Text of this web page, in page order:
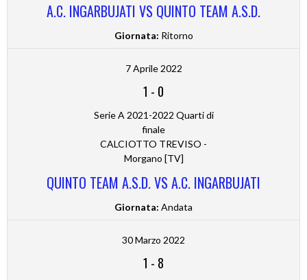
A.C. INGARBUJATI VS QUINTO TEAM A.S.D.
Giornata: Ritorno
7 Aprile 2022
1 - 0
Serie A 2021-2022 Quarti di
finale
CALCIOTTO TREVISO -
Morgano [TV]
QUINTO TEAM A.S.D. VS A.C. INGARBUJATI
Giornata: Andata
30 Marzo 2022
1 - 8